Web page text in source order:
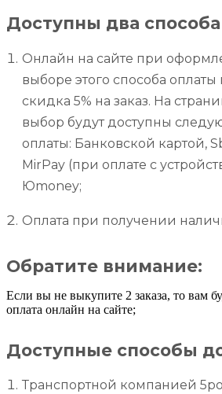
Доступны два
Онлайн на сайте при
выборе этого способа оплаты
скидка 5% на заказ. На
выбор будут доступны
оплаты: Банковской картой,
MirPay (при оплате с
Юmoney;
Оплата при получении
Обратите внимание:
Если вы не выкупите 2 заказа, то вам
оплата онлайн на сайте;
Доступные способы
Транспортной компанией